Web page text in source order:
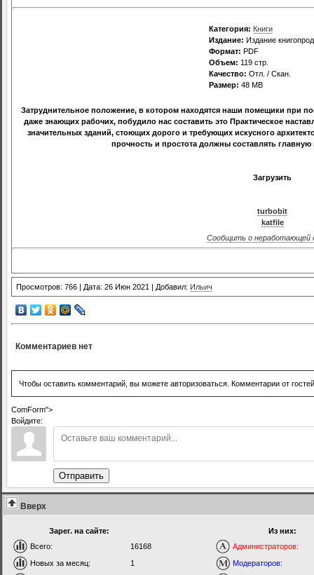
Категория: Книги
Издание: Издание
Формат: PDF
Объем: 119 стр.
Качество: Отл. / Скан.
Размер: 48 МВ
Затруднительное положение, в котором находятся наши помещики при
даже знающих рабочих, побудило нас составить это Практическое
значительных зданий, стоющих дорого и требующих искусного
прочность и простота должны составлять
Загрузить
turbobit
katfile
Сообщить о неработающей
Просмотров: 766 | Дата: 26 Июн 2021 | Добавил: Ильич
Комментариев нет
Чтобы оставить комментарий, вы можете авторизоваться. Комментарии от
ComForm">
Войдите:
Отправить
Вверх
Зарег. на сайте:
Всего:
16168
Новых за месяц:
1
Из них:
Администраторов:
Модераторов: